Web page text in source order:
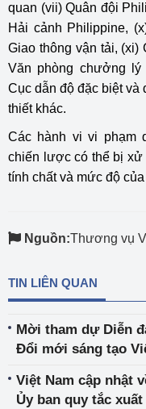
quan (vii) Quân đội
Hải cảnh Philippine,
Giao thông vận tải,
Văn phòng chưởng lý
Cục dẫn độ đặc biệt và
thiết khác.
Các hành vi vi phạm
chiến lược có thể bị xử
tính chất và mức độ
Nguồn:Thương vụ
TIN LIÊN QUAN
Mời tham dự Diễn
Đổi mới sáng tạo
Việt Nam cập nhật
Ủy ban quy tắc xuất